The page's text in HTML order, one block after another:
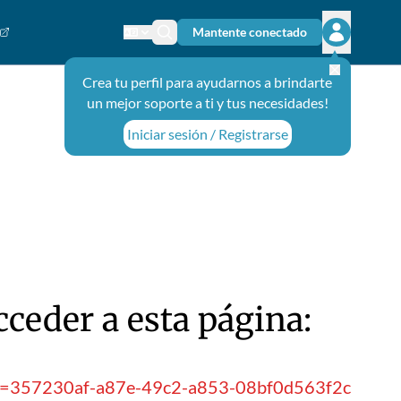
Cambiar el idioma
Ícono de búsqueda
Mantente conectado
Abrir el
Crea tu perfil para ayudarnos a brindarte
un mejor soporte a ti y tus necesidades!
Iniciar sesión / Registrarse
a esta página:
a87e-49c2-a853-08bf0d563f2c